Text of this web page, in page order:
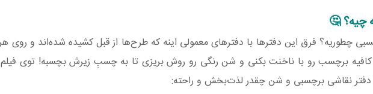
چیه؟ 🤔
چطوریه؟ فرق این دفترها با دفترهای معمولی اینه که طرح‌ها از قبل کشیده شده‌اند و
برچسب رو با ناخنت بکنی و شن رنگی رو روش بریزی تا به چسبِ زیرش بچسبه! توی فیلم
دفتر نقاشی برچسبی و شن چقدر لذت‌بخش و راحته: